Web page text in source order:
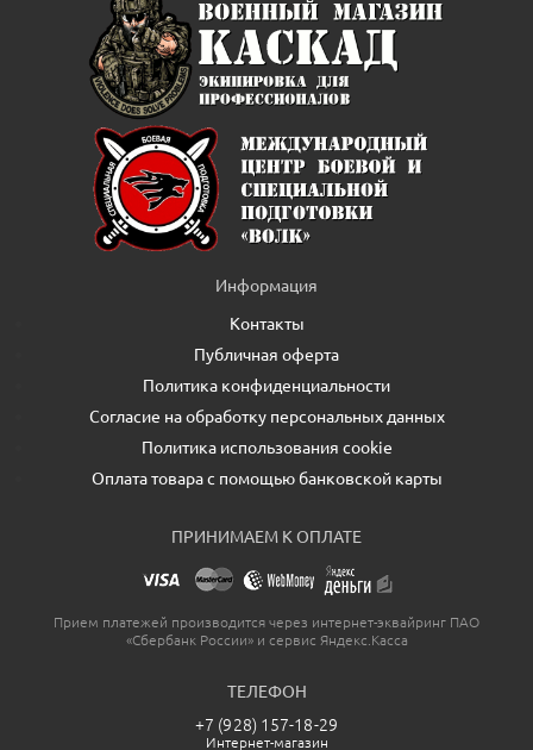
Информация
Контакты
Публичная оферта
Политика конфиденциальности
Согласие на обработку персональных данных
Политика использования cookie
Оплата товара с помощью банковской карты
ПРИНИМАЕМ К ОПЛАТЕ
Прием платежей производится через интернет-эквайринг ПАО
«Сбербанк России» и сервис Яндекс.Касса
ТЕЛЕФОН
+7 (928) 157-18-29
Интернет-магазин